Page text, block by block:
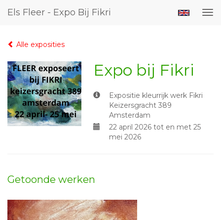
Els Fleer - Expo Bij Fikri
Alle exposities
Expo bij Fikri
Expositie kleurrijk werk Fikri
Keizersgracht 389
Amsterdam
22 april 2026 tot en met 25
mei 2026
Getoonde werken